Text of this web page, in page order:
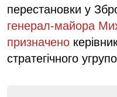
перестановки у
генерал-майора
призначено
стратегічного